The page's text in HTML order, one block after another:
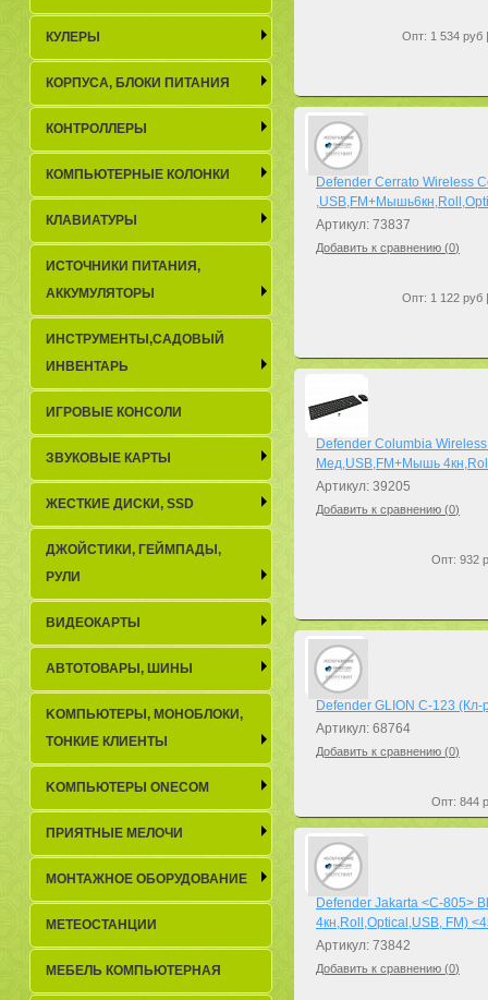
Опт: 1 534 руб
Defender Cerrato Wireless
Артикул: 73837
Добавить к сравнению (0)
Опт: 1 122 руб
Defender Columbia
Мед,USB,FM+Мышь
Артикул: 39205
Добавить к сравнению (0)
Опт: 932
Defender GLION C-123
Артикул: 68764
Добавить к сравнению (0)
Опт: 844
Defender Jakarta <C-805>
4кн,Roll,Optical,USB, FM)
Артикул: 73842
Добавить к сравнению (0)
КУЛЕРЫ
КОРПУСА, БЛОКИ ПИТАНИЯ
КОНТРОЛЛЕРЫ
КОМПЬЮТЕРНЫЕ КОЛОНКИ
КЛАВИАТУРЫ
ИСТОЧНИКИ ПИТАНИЯ,
АККУМУЛЯТОРЫ
ИНСТРУМЕНТЫ,САДОВЫЙ
ИНВЕНТАРЬ
ИГРОВЫЕ КОНСОЛИ
ЗВУКОВЫЕ КАРТЫ
ЖЕСТКИЕ ДИСКИ, SSD
ДЖОЙСТИКИ, ГЕЙМПАДЫ,
РУЛИ
ВИДЕОКАРТЫ
АВТОТОВАРЫ, ШИНЫ
KОМПЬЮТЕРЫ, МОНОБЛОКИ,
ТОНКИЕ КЛИЕНТЫ
KОМПЬЮТЕРЫ ONECOM
ПРИЯТНЫЕ МЕЛОЧИ
МОНТАЖНОЕ ОБОРУДОВАНИЕ
МЕТЕОСТАНЦИИ
МЕБЕЛЬ КОМПЬЮТЕРНАЯ